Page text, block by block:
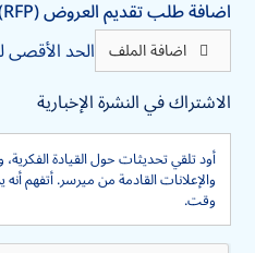
اضافة طلب تقديم العروض (RFP)
اضافة الملف الحد الأقصى
الاشتراك في النشرة الإخبارية
أود تلقي تحديثات حول القيادة الفكرية،
والإعلانات القادمة من ميرسر. أتفهم
وقت.